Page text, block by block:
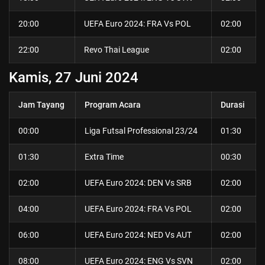
20:00 UEFA Euro 2024: FRA Vs POL 02:00
22:00 Revo Thai League 02:00
Kamis, 27 Juni 2024
Jam Tayang Program Acara Durasi
00:00 Liga Futsal Professional 23/24 01:30
01:30 Extra Time 00:30
02:00 UEFA Euro 2024: DEN Vs SRB 02:00
04:00 UEFA Euro 2024: FRA Vs POL 02:00
06:00 UEFA Euro 2024: NED Vs AUT 02:00
08:00 UEFA Euro 2024: ENG Vs SVN 02:00